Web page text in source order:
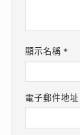
顯示名稱 *
電子郵件地址